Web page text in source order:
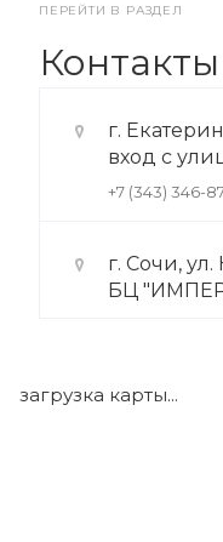
ПЕРЕЙТИ В РАЗДЕЛ
Контакты
г.
вход с
+7 (343) 346-
г. Сочи,
БЦ
загрузка карты...